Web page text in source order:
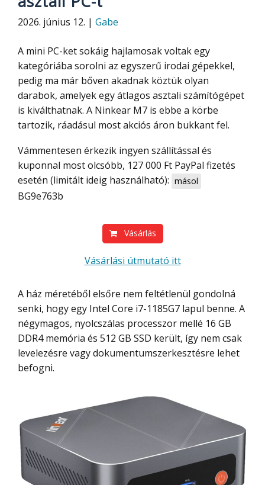
2026. június 12. | Gabe
A mini PC-ket sokáig hajlamosak voltak egy
kategóriába sorolni az egyszerű irodai gépekkel,
pedig ma már bőven akadnak köztük olyan
darabok, amelyek egy átlagos asztali számítógépet
is kiválthatnak. A Ninkear M7 is ebbe a körbe
tartozik, ráadásul most akciós áron bukkant fel.
Vámmentesen érkezik ingyen szállítással és
kuponnal most olcsóbb, 127 000 Ft PayPal fizetés
esetén (limitált ideig használható): másol
BG9e763b
Vásárlás
Vásárlási útmutató itt
A ház méretéből elsőre nem feltétlenül gondolná
senki, hogy egy Intel Core i7-1185G7 lapul benne. A
négymagos, nyolcszálas processzor mellé 16 GB
DDR4 memória és 512 GB SSD került, így nem csak
levelezésre vagy dokumentumszerkesztésre lehet
befogni.